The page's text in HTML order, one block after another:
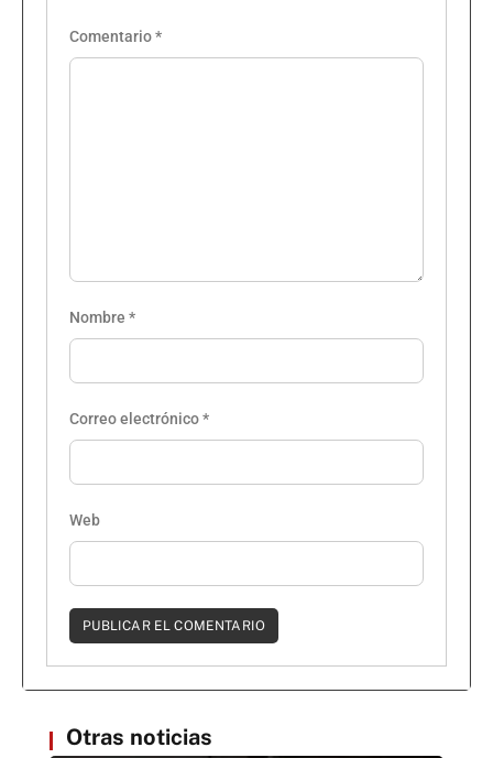
Comentario*
Nombre *
Correo electrónico*
Web
Otras noticias